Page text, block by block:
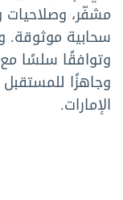
مشفّر، وصلاحيات
سحابية موثوقة.
وتوافقًا سلسًا مع
وجاهزًا للمستقبل
الإمارات.